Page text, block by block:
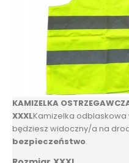
KAMIZELKA
XXXLKamizelka odblaskowa
będziesz widoczny/a na
bezpieczeństwo.